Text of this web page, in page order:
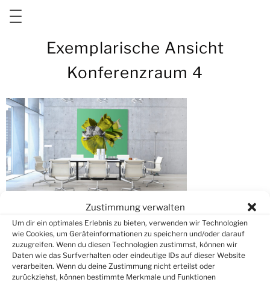
Zustimmung verwalten
Um dir ein optimales Erlebnis zu bieten, verwenden wir Technologien
wie Cookies, um Geräteinformationen zu speichern und/oder darauf
zuzugreifen. Wenn du diesen Technologien zustimmst, können wir
Daten wie das Surfverhalten oder eindeutige IDs auf dieser Website
verarbeiten. Wenn du deine Zustimmung nicht erteilst oder
zurückziehst, können bestimmte Merkmale und Funktionen
Exemplarische Ansicht
Konferenzraum 4
Schreibe einen Kommentar
Du musstangemeldetsein, um einen Kommentar abzugeben.